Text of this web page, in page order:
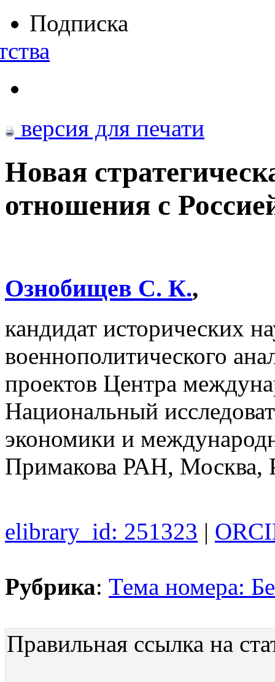
Подписка
версия для печати
Новая
отношения с
Ознобищев С. К.,
кандидат исторических
военнополитического
проектов Центра
Национальный
экономики и
Примакова РАН, Москва,
elibrary_id: 251323 |
Рубрика: Тема номера:
Правильная ссылка на